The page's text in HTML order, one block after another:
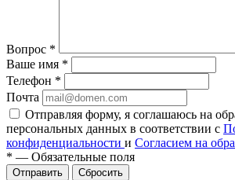
Вопрос *
Ваше имя *
Телефон *
Почта
Отправляя форму, я соглашаюсь на
персональных данных в соответствии с
конфиденциальности и Согласием на
* — Обязательные поля
Сбросить